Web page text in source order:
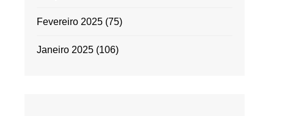
Fevereiro 2025 (75)
Janeiro 2025 (106)